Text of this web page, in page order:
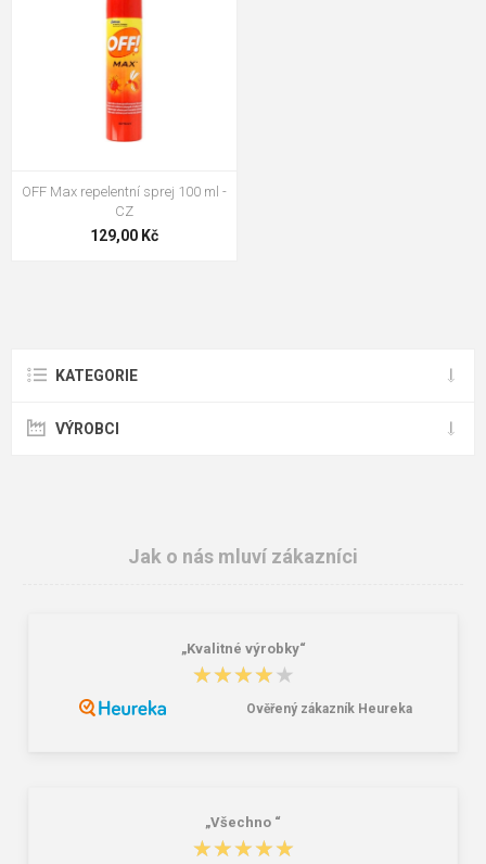
OFF Max repelentní sprej 100 ml -
CZ
129,00 Kč
KATEGORIE
VÝROBCI
Jak o nás mluví zákazníci
„Kvalitné výrobky“
★★★★★
★★★★★
Ověřený zákazník Heureka
„Všechno “
★★★★★
★★★★★